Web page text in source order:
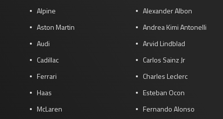
Alpine
Aston Martin
Audi
Cadillac
Ferrari
Haas
McLaren
Alexander Albon
Andrea Kimi Antonelli
Arvid Lindblad
Carlos Sainz Jr
Charles Leclerc
Esteban Ocon
Fernando Alonso